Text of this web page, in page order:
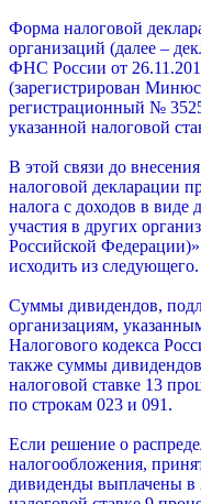
Форма налоговой
организаций (далее –
ФНС России от
(зарегистрирован
регистрационный №
указанной налоговой
В этой связи до
налоговой декларации
налога с доходов в виде
участия в других
Российской
исходить из следующего.
Суммы дивидендов,
организациям,
Налогового кодекса
также суммы
налоговой ставке 13
по строкам 023 и 091.
Если решение о
налогообложения,
дивиденды выплачены в